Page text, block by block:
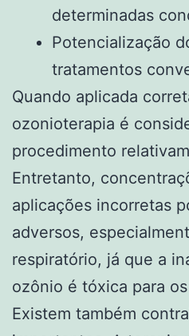
determinadas
Potencialização
tratamentos
Quando aplicada
ozonioterapia é
procedimento
Entretanto,
aplicações incorretas
adversos,
respiratório, já que a
ozônio é tóxica para
Existem também